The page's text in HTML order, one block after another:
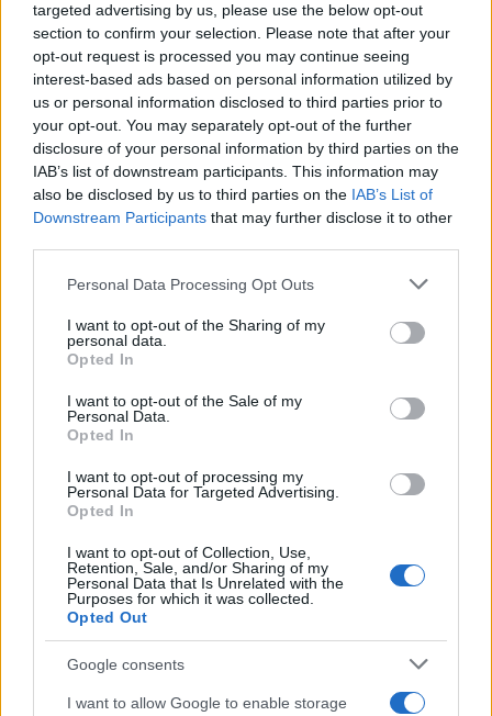
targeted advertising by us, please use the below opt-out
section to confirm your selection. Please note that after your
opt-out request is processed you may continue seeing
interest-based ads based on personal information utilized by
us or personal information disclosed to third parties prior to
your opt-out. You may separately opt-out of the further
disclosure of your personal information by third parties on the
IAB’s list of downstream participants. This information may
also be disclosed by us to third parties on the IAB’s List of
Downstream Participants that may further disclose it to other
Please note that this website/app uses one or more Google
not limited to your visit or usage behaviour. You may click to
grant or deny consent to Google and its third-party tags to
use your data for below specified purposes in below Google
consent section.
Personal Data Processing Opt Outs
I want to opt-out of the Sharing of my
personal data.
Opted In
I want to opt-out of the Sale of my
Personal Data.
Opted In
I want to opt-out of processing my
Personal Data for Targeted Advertising.
Opted In
I want to opt-out of Collection, Use,
Retention, Sale, and/or Sharing of my
Personal Data that Is Unrelated with the
Purposes for which it was collected.
Opted Out
Google consents
I want to allow Google to enable storage
Condividi l'articolo
F
a
ce
b
o
o
k
T
w
it
te
r
Pi
n
te
re
st
W
h
at
s
A
p
p
S
h
a
re
Articolo precedente
Prossimo articolo
A fuoco un deposito con bombole, intervento dei
vigili del fuoco a Rudalza
Ristorante distrutto dalle fiamme a La
Maddalena, incendio a Monti d’à rena
Le previsioni meteo per il weekend a Olbia e in